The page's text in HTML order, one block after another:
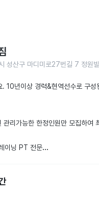
성산구 마디미로27번길 7 정원
. 10년이상 경력&현역선수로 구
리가능한 한정인원만 모집하여
이닝 PT 전문
경력 트레이너